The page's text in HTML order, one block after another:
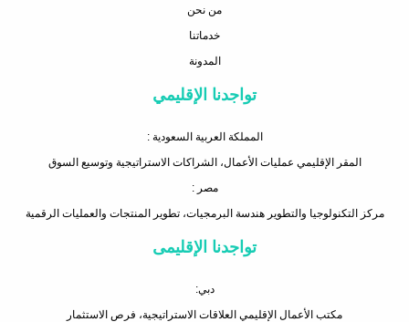
من نحن
خدماتنا
المدونة
تواجدنا الإقليمي
المملكة العربية السعودية :
المقر الإقليمي عمليات الأعمال، الشراكات الاستراتيجية وتوسيع السوق
مصر :
مركز التكنولوجيا والتطوير هندسة البرمجيات، تطوير المنتجات والعمليات الرقمية
تواجدنا الإقليمى
دبي:
مكتب الأعمال الإقليمي العلاقات الاستراتيجية، فرص الاستثمار